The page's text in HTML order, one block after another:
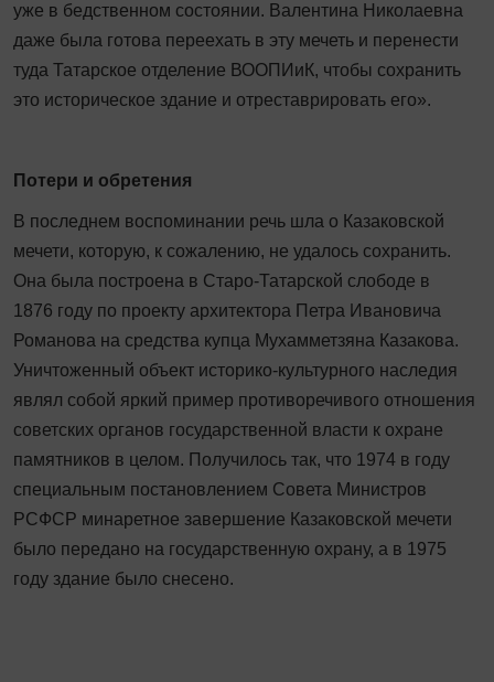
уже в бедственном состоянии. Валентина Николаевна
даже была готова переехать в эту мечеть и перенести
туда Татарское отделение ВООПИиК, чтобы сохранить
это историческое здание и отреставрировать его».
Потери и обретения
В последнем воспоминании речь шла о Казаковской
мечети, которую, к сожалению, не удалось сохранить.
Она была построена в Старо-Татарской слободе в
1876 году по проекту архитектора Петра Ивановича
Романова на средства купца Мухамметзяна Казакова.
Уничтоженный объект историко‑культурного наследия
являл собой яркий пример противоречивого отношения
советских органов государственной власти к охране
памятников в целом. Получилось так, что 1974 в году
специальным постановлением Совета Министров
РСФСР минаретное завершение Казаковской мечети
было передано на государственную охрану, а в 1975
году здание было снесено.